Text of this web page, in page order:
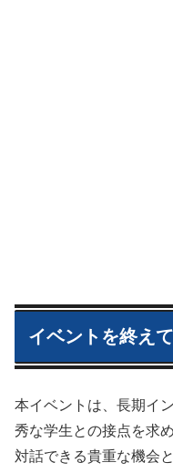
イベントを終えて
本イベントは、長期イ
秀な学生との接点を求
対話できる貴重な機会